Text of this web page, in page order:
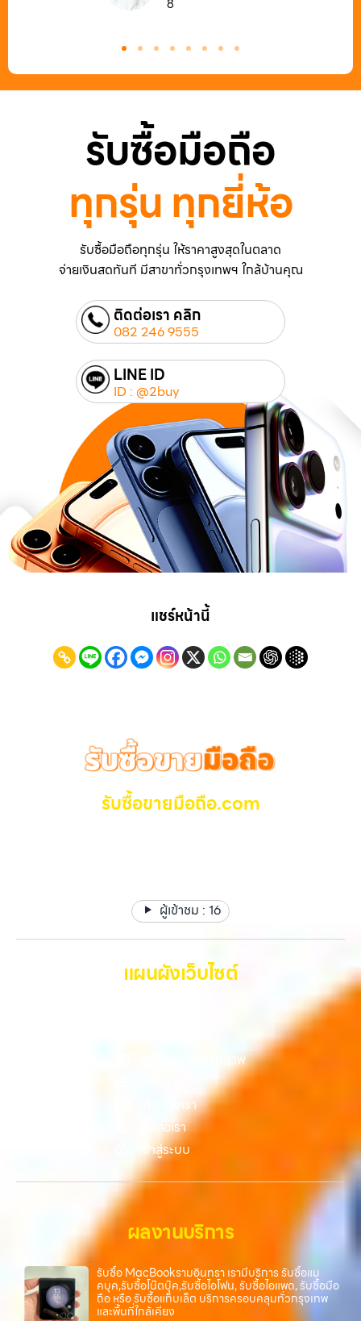
8
รับซื้อมือถือ
ทุกรุ่น ทุกยี่ห้อ
รับซื้อมือถือทุกรุ่น ให้ราคาสูงสุดในตลาด
จ่ายเงินสดทันที มีสาขาทั่วกรุงเทพฯ ใกล้บ้านคุณ
ติดต่อเรา คลิก
082 246 9555
LINE ID
ID : @2buy
แชร์หน้านี้
รับซื้อขายมือถือ.com
ผู้เข้าชม : 16
แผนผังเว็บไซต์
Gallery รวมรูปภาพ
เกี่ยวกับเรา
ติดต่อเรา
เข้าสู่ระบบ
ผลงานบริการ
รับซื้อ MacBookรามอินทรา เรามีบริการ รับซื้อแม
คบุค,รับซื้อโน๊ตบุ๊ค,รับซื้อไอโฟน, รับซื้อไอแพด, รับซื้อมือ
ถือ หรือ รับซื้อแท็บเล็ต บริการครอบคลุมทั่วกรุงเทพ
และพื้นที่ใกล้เคียง